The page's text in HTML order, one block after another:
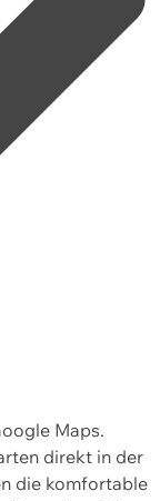
Maps.
direkt in der
die komfortable